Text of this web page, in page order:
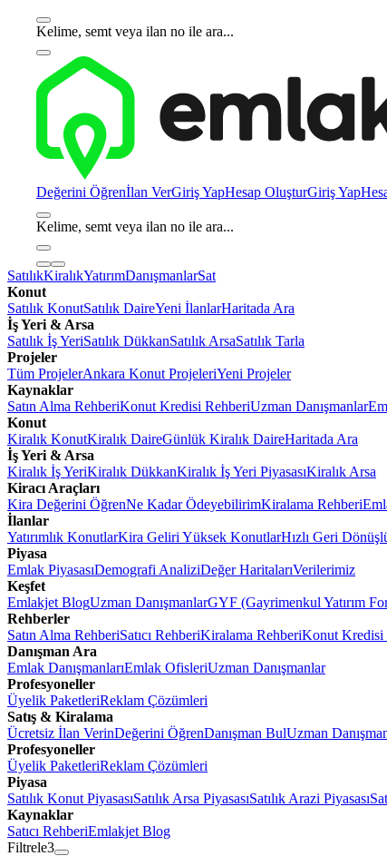
Kelime, semt veya ilan no ile ara...
Değerini Öğrenİlan VerGiriş YapHesap OluşturGiriş Yap
Kelime, semt veya ilan no ile ara...
SatılıkKiralıkYatırımDanışmanlarSat
Konut
Satılık KonutSatılık DaireYeni İlanlarHaritada Ara
İş Yeri & Arsa
Satılık İş YeriSatılık DükkanSatılık ArsaSatılık Tarla
Projeler
Tüm ProjelerAnkara Konut ProjeleriYeni Projeler
Kaynaklar
Satın Alma RehberiKonut Kredisi RehberiUzman Danışmanlar
Konut
Kiralık KonutKiralık DaireGünlük Kiralık DaireHaritada Ara
İş Yeri & Arsa
Kiralık İş YeriKiralık DükkanKiralık İş Yeri PiyasasıKiralık Arsa
Kiracı Araçları
Kira Değerini ÖğrenNe Kadar ÖdeyebilirimKiralama Rehberi
İlanlar
Yatırımlık KonutlarKira Geliri Yüksek KonutlarHızlı Geri
Piyasa
Emlak PiyasasıDemografi AnaliziDeğer HaritalarıVerilerimiz
Keşfet
Emlakjet BlogUzman DanışmanlarGYF (Gayrimenkul Yatırım
Rehberler
Satın Alma RehberiSatıcı RehberiKiralama RehberiKonut Kredisi
Danışman Ara
Emlak DanışmanlarıEmlak OfisleriUzman Danışmanlar
Profesyoneller
Üyelik PaketleriReklam Çözümleri
Satış & Kiralama
Ücretsiz İlan VerinDeğerini ÖğrenDanışman BulUzman
Profesyoneller
Üyelik PaketleriReklam Çözümleri
Piyasa
Satılık Konut PiyasasıSatılık Arsa PiyasasıSatılık Arazi Piyasası
Kaynaklar
Satıcı RehberiEmlakjet Blog
Filtrele3